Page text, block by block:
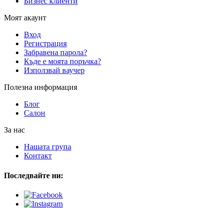
Моят акаунт
Вход
Регистрация
Забравена парола?
Къде е моята поръчка?
Използвай ваучер
Полезна информация
Блог
Салон
За нас
Нашата група
Контакт
Последвайте ни: